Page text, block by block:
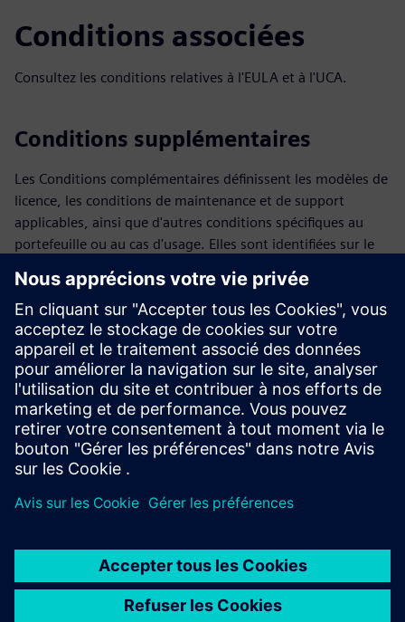
Conditions associées
Consultez les conditions relatives à l'EULA et à l'UCA.
Conditions supplémentaires
Les Conditions complémentaires définissent les modèles de
licence, les conditions de maintenance et de support
applicables, ainsi que d'autres conditions spécifiques au
portefeuille ou au cas d'usage. Elles sont identifiées sur le
uniques.
Consulter les Conditions supplémentaires
FAQ
Consultez les réponses aux questions les plus fréquemment
posées sur nos conditions de base.
Consulter les FAQ